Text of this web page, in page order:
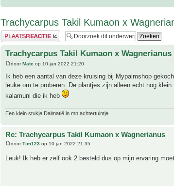
Trachycarpus Takil Kumaon x
Plaats een reactie
Trachycarpus Takil Kumaon x Wagnerianus
doorMate op 10 jan 2022 21:20
Ik heb een aantal van deze kruising bij Mypalmshop
leuke om te proberen. De plantjes zijn alleen echt nog
kalamuni die ik heb
Een klein stukje Dalmatië in mn achtertuintje.
Re: Trachycarpus Takil Kumaon x Wagnerianus
doorTim123 op 10 jan 2022 21:35
Leuk! Ik heb er zelf ook 2 besteld dus op mijn ervaring